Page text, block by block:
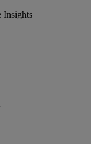
Insights